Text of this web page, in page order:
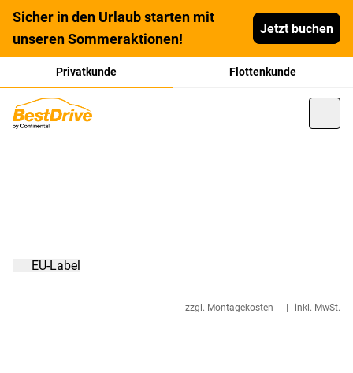
Sicher in den Urlaub starten mit
unseren Sommeraktionen!
Jetzt buchen
Privatkunde Flottenkunde
zzgl. Montagekosten inkl. MwSt.
EU-Label